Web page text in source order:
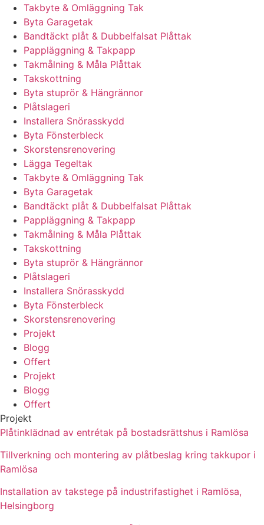
Takbyte & Omläggning Tak
Byta Garagetak
Bandtäckt plåt & Dubbelfalsat Plåttak
Pappläggning & Takpapp
Takmålning & Måla Plåttak
Takskottning
Byta stuprör & Hängrännor
Plåtslageri
Installera Snörasskydd
Byta Fönsterbleck
Skorstensrenovering
Lägga Tegeltak
Takbyte & Omläggning Tak
Byta Garagetak
Bandtäckt plåt & Dubbelfalsat Plåttak
Pappläggning & Takpapp
Takmålning & Måla Plåttak
Takskottning
Byta stuprör & Hängrännor
Plåtslageri
Installera Snörasskydd
Byta Fönsterbleck
Skorstensrenovering
Projekt
Blogg
Offert
Projekt
Blogg
Offert
Projekt
Plåtinklädnad av entrétak på bostadsrättshus i Ramlösa
Tillverkning och montering av plåtbeslag kring takkupor i
Ramlösa
Installation av takstege på industrifastighet i Ramlösa,
Helsingborg